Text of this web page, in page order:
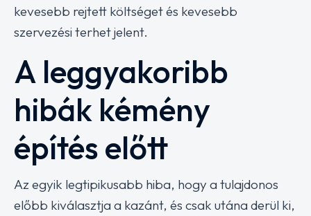
kevesebb rejtett költséget és kevesebb
szervezési terhet jelent.
A leggyakoribb
hibák kémény
építés előtt
Az egyik legtipikusabb hiba, hogy a tulajdonos
előbb kiválasztja a kazánt, és csak utána derül ki,